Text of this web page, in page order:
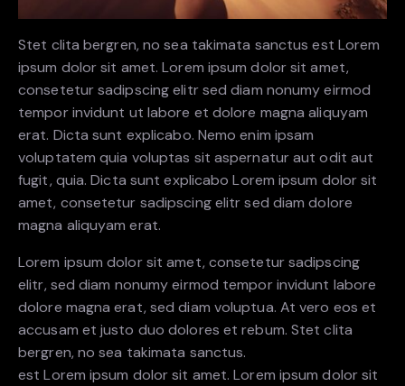
Stet clita bergren, no sea takimata sanctus est Lorem
ipsum dolor sit amet. Lorem ipsum dolor sit amet,
consetetur sadipscing elitr sed diam nonumy eirmod
tempor invidunt ut labore et dolore magna aliquyam
erat. Dicta sunt explicabo. Nemo enim ipsam
voluptatem quia voluptas sit aspernatur aut odit aut
fugit, quia. Dicta sunt explicabo Lorem ipsum dolor sit
amet, consetetur sadipscing elitr sed diam dolore
magna aliquyam erat.
Lorem ipsum dolor sit amet, consetetur sadipscing
elitr, sed diam nonumy eirmod tempor invidunt labore
dolore magna erat, sed diam voluptua. At vero eos et
accusam et justo duo dolores et rebum. Stet clita
bergren, no sea takimata sanctus.
est Lorem ipsum dolor sit amet. Lorem ipsum dolor sit